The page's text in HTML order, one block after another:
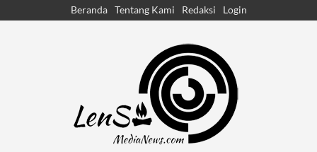
Beranda Tentang Kami Redaksi Login